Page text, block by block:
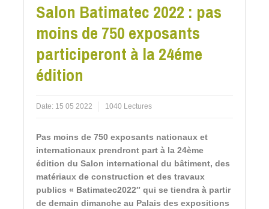
Salon Batimatec 2022 : pas
moins de 750 exposants
participeront à la 24éme
édition
Date: 15 05 2022 1040 Lectures
Pas moins de 750 exposants nationaux et
internationaux prendront part à la 24ème
édition du Salon international du bâtiment, des
matériaux de construction et des travaux
publics « Batimatec2022″ qui se tiendra à partir
de demain dimanche au Palais des expositions